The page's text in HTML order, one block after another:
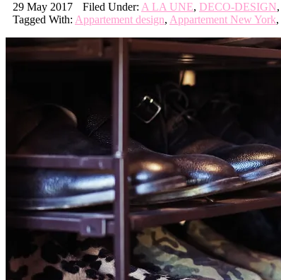
29 May 2017 Filed Under: A LA UNE, DECO-DESIGN,
Tagged With: Appartement design, Appartement New York,